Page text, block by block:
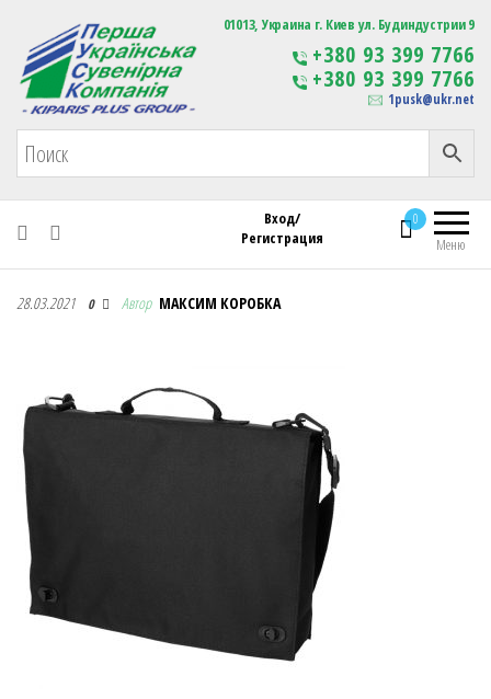
Первая Украинская Сувенирная Компания Изготовление
сувенирной продукции
с логотипом
01013, Украина г. Киев ул. Будиндустрии 9
+380 93 399 7766
+380 93 399 7766
1pusk@ukr.net
Меню
0
Вход/
Регистрация
Первая Украинская Сувенирная Компания
28.03.2021 0 Автор МАКСИМ КОРОБКА